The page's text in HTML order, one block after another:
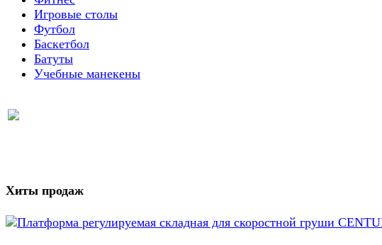
Игровые столы
Футбол
Баскетбол
Батуты
Учебные манекены
Хиты продаж